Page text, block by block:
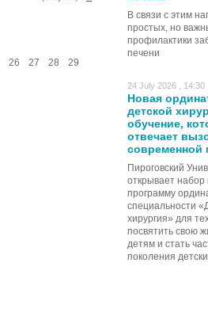
В связи с этим
простых, но
профилактики
печени
24 July 2026 , 14:30
Новая
детской
обучение,
отвечает
современной
Пироговский
открывает
программу
специальности
хирургия» для
посвятить свою
детям и стать
поколения
26 27 28
29